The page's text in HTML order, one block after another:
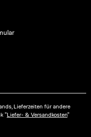
Lieferzeiten für andere
"Liefer- & Versandkosten"